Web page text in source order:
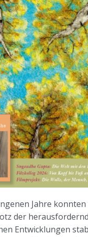
Jahre konnten
der
Entwicklungen